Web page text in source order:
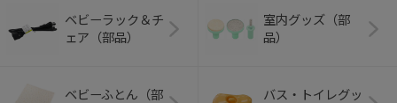
ベビーラック＆チ
ェア（部品）
室内グッズ（部
品）
ベビーふとん（部
バス・トイレグッ